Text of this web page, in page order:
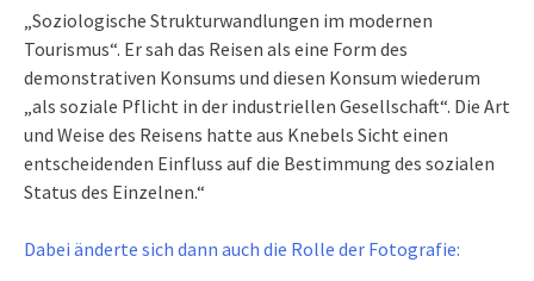
„Soziologische Strukturwandlungen im modernen
Tourismus“. Er sah das Reisen als eine Form des
demonstrativen Konsums und diesen Konsum wiederum
„als soziale Pflicht in der industriellen Gesellschaft“. Die Art
und Weise des Reisens hatte aus Knebels Sicht einen
entscheidenden Einfluss auf die Bestimmung des sozialen
Status des Einzelnen.“
Dabei änderte sich dann auch die Rolle der Fotografie: